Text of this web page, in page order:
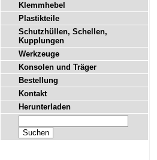
Klemmhebel
Plastikteile
Schutzhüllen, Schellen,
Kupplungen
Werkzeuge
Konsolen und Träger
Bestellung
Kontakt
Herunterladen